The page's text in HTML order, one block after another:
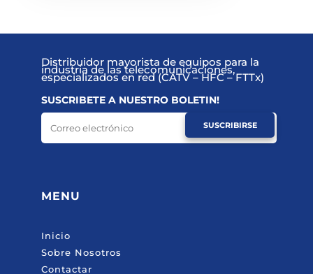
Distribuidor mayorista de equipos para la
industria de las telecomunicaciones,
especializados en red (CATV – HFC – FTTx)
SUSCRIBETE A NUESTRO BOLETIN!
SUSCRIBIRSE
MENU
Inicio
Sobre Nosotros
Contactar